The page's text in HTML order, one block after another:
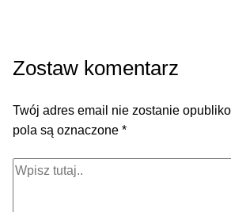
Zostaw komentarz
Twój adres email nie zostanie
pola są oznaczone*
Wpisz